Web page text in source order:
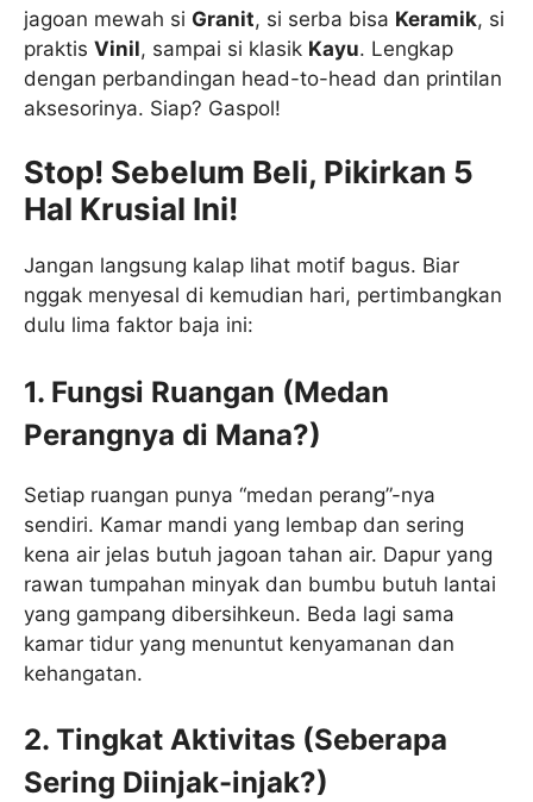
jagoan mewah si Granit, si serba bisa Keramik, si
praktis Vinil, sampai si klasik Kayu. Lengkap
dengan perbandingan head-to-head dan printilan
aksesorinya. Siap? Gaspol!
Stop! Sebelum Beli, Pikirkan 5
Hal Krusial Ini!
Jangan langsung kalap lihat motif bagus. Biar
nggak menyesal di kemudian hari, pertimbangkan
dulu lima faktor baja ini:
1. Fungsi Ruangan (Medan
Perangnya di Mana?)
Setiap ruangan punya “medan perang”-nya
sendiri. Kamar mandi yang lembap dan sering
kena air jelas butuh jagoan tahan air. Dapur yang
rawan tumpahan minyak dan bumbu butuh lantai
yang gampang dibersihkeun. Beda lagi sama
kamar tidur yang menuntut kenyamanan dan
kehangatan.
2. Tingkat Aktivitas (Seberapa
Sering Diinjak-injak?)